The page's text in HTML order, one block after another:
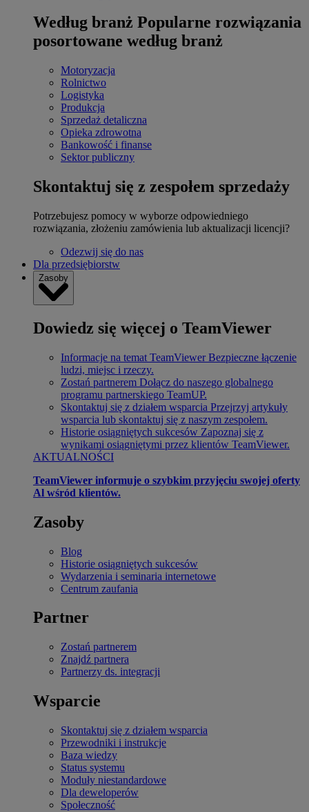
Według branż Popularne rozwiązania
posortowane według branż
Motoryzacja
Rolnictwo
Logistyka
Produkcja
Sprzedaż detaliczna
Opieka zdrowotna
Bankowość i finanse
Sektor publiczny
Skontaktuj się z zespołem sprzedaży
Potrzebujesz pomocy w wyborze odpowiedniego
rozwiązania, złożeniu zamówienia lub aktualizacji licencji?
Odezwij się do nas
Dla przedsiębiorstw
Zasoby
Dowiedz się więcej o TeamViewer
Informacje na temat TeamViewer Bezpieczne łączenie
ludzi, miejsc i rzeczy.
Zostań partnerem Dołącz do naszego globalnego
programu partnerskiego TeamUP.
Skontaktuj się z działem wsparcia Przejrzyj artykuły
wsparcia lub skontaktuj się z naszym zespołem.
Historie osiągniętych sukcesów Zapoznaj się z
wynikami osiągniętymi przez klientów TeamViewer.
AKTUALNOŚCI
TeamViewer informuje o szybkim przyjęciu swojej oferty
Al wśród klientów.
Zasoby
Blog
Historie osiągniętych sukcesów
Wydarzenia i seminaria internetowe
Centrum zaufania
Partner
Zostań partnerem
Znajdź partnera
Partnerzy ds. integracji
Wsparcie
Skontaktuj się z działem wsparcia
Przewodniki i instrukcje
Baza wiedzy
Status systemu
Moduły niestandardowe
Dla deweloperów
Społeczność